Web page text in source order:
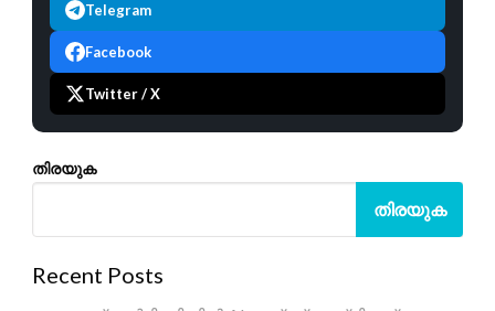
Telegram
Facebook
Twitter / X
തിരയുക
തിരയുക
Recent Posts